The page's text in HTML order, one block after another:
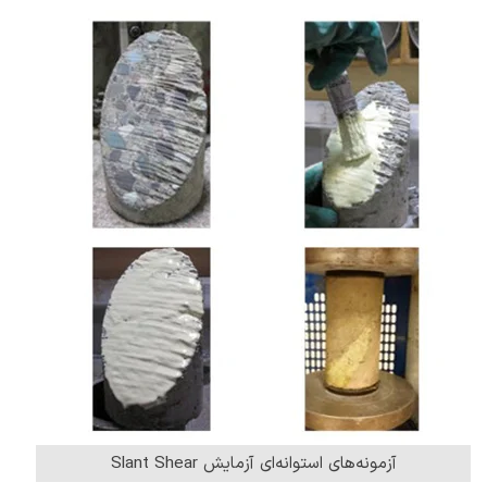
آزمونه‌های استوانه‌ای آزمایش Slant Shear